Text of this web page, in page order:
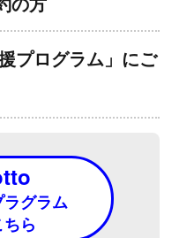
プログラム」にご
グラム
ら